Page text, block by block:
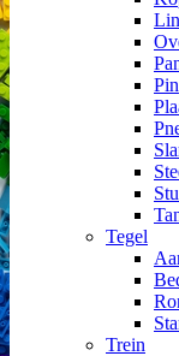
Pin
Tegel
Trein